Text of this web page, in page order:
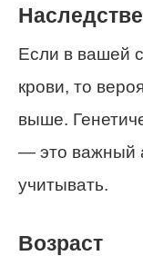
Если в вашей
крови, то
выше.
— это важный
учитывать.
Возраст